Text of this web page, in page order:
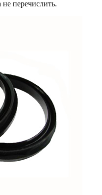
перечислить.